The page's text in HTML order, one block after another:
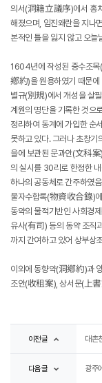
의서(洞籍立議序)에서 홍
해졌으며, 임진왜란을 지나
본적인 틀을 잃지 않고 오늘
1604년에 작성된 중수조
鄕約)을 원용하였기 때문에
별규(別規)에서 개성을 살
계원의 명단을 기록한 것으
정리하여 동계에 가입한 순
못하고 있다. 그러나 초창기
을에 보관된 문과안(文科
의 실시를 30리로 한정한
하나의 공동체로 간주하였
물자수합록(物資收合錄)
동약의 물적기반인 사회경
유사(有司) 등의 동약 조직
까지 간여하고 있어 상부상
이외에 동향약(洞鄕約)과
조안(收租案), 상서문(上
이전글
다음글